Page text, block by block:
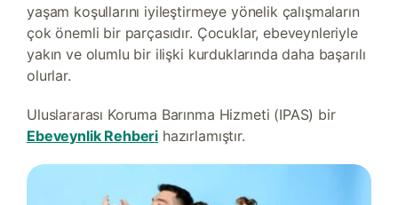
yaşam koşullarını iyileştirmeye yönelik çalışmaların
çok önemli bir parçasıdır. Çocuklar, ebeveynleriyle
yakın ve olumlu bir ilişki kurduklarında daha başarılı
olurlar.
Uluslararası Koruma Barınma Hizmeti (IPAS) bir
Ebeveynlik Rehberi hazırlamıştır.